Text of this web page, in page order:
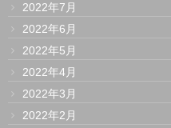
2022年7月
2022年6月
2022年5月
2022年4月
2022年3月
2022年2月